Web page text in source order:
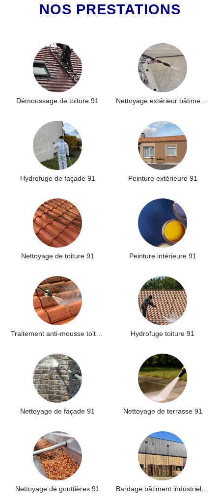
NOS PRESTATIONS
Démoussage de toiture 91
Hydrofuge de façade 91 Peinture extérieure 91
Nettoyage de toiture 91 Peinture intérieure 91
Hydrofuge toiture 91
Nettoyage de façade 91 Nettoyage de terrasse 91
Nettoyage de gouttières 91